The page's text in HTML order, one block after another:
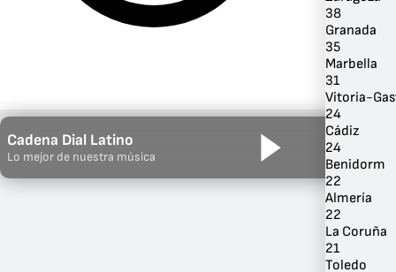
Por Género
Cadena Dial Latino
Lo mejor de nuestra música
38
Granada
35
Marbella
31
Vitoria-
24
Cádiz
24
Benidorm
22
Almería
22
La Coruña
21
Toledo